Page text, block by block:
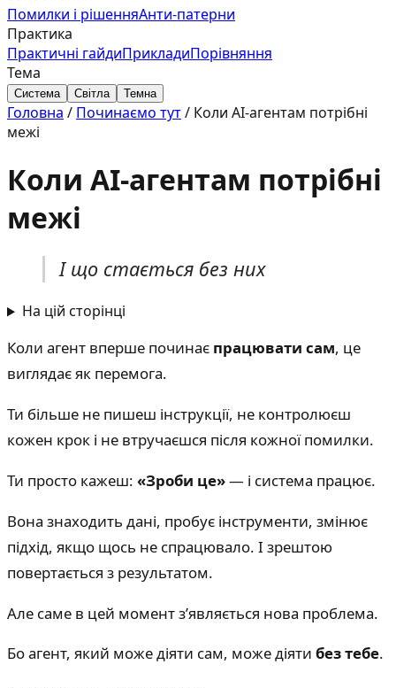
Помилки і рішенняАнти‑патерни
Практика
Практичні гайдиПрикладиПорівняння
Тема
Система Світла Темна
Головна / Починаємо тут/ Коли AI-агентам потрібні
межі
Коли AI-агентам потрібні
межі
І що стається без них
На цій сторінці
Коли агент вперше починає працювати сам, це
виглядає як перемога.
Ти більше не пишеш інструкції, не контролюєш
кожен крок і не втручаєшся після кожної помилки.
Ти просто кажеш: «Зроби це»— і система працює.
Вона знаходить дані, пробує інструменти, змінює
підхід, якщо щось не спрацювало. І зрештою
повертається з результатом.
Але саме в цей момент з’являється нова проблема.
Бо агент, який може діяти сам, може діяти без тебе.